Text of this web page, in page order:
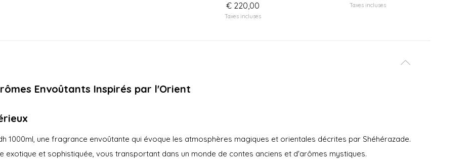
€ 220,00
Taxes incluses
Taxes incluses
Envoûtants Inspirés par l'Orient
1000ml, une fragrance envoûtante qui évoque les atmosphères magiques et orientales décrites par Shéhérazade.
et sophistiquée, vous transportant dans un monde de contes anciens et d'arômes mystiques.